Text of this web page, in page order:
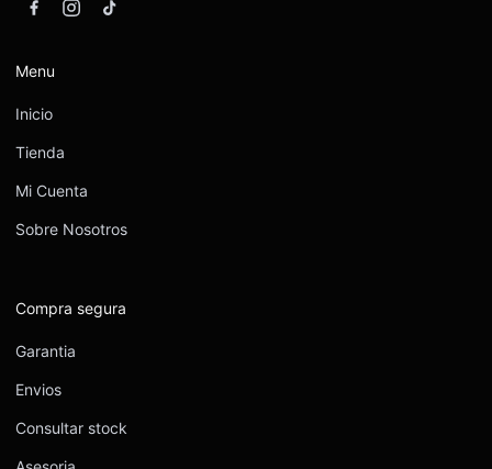
Menu
Inicio
Tienda
Mi Cuenta
Sobre Nosotros
Compra segura
Garantia
Envios
Consultar stock